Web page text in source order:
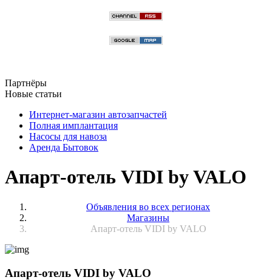
Партнёры
Новые статьи
Интернет-магазин автозапчастей
Полная имплантация
Насосы для навоза
Аренда Бытовок
Апарт-отель VIDI by VALO
Объявления во всех регионах
Магазины
Апарт-отель VIDI by VALO
Апарт-отель VIDI by VALO